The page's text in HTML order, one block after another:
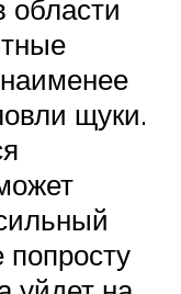
области
щуки.